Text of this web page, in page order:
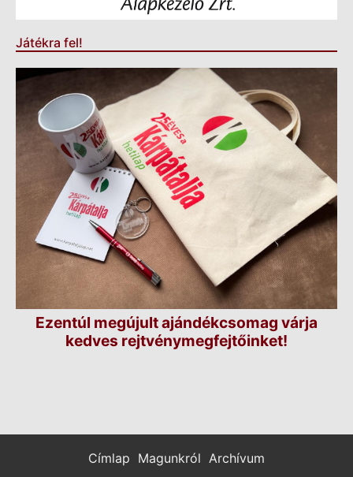
Játékra fel!
Ezentúl megújult ajándékcsomag várja
kedves rejtvénymegfejtőinket!
Címlap Magunkról Archívum